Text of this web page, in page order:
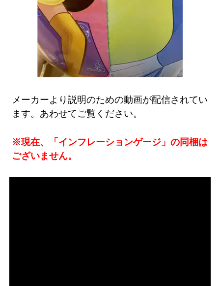
メーカーより説明のための動画が配信されてい
ます。あわせてご覧ください。
※現在、「インフレーションゲージ」の同梱は
ございません。